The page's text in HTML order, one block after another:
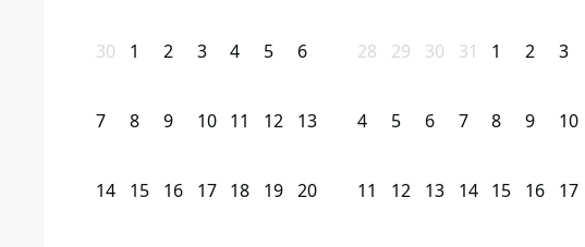
30 1 2 3 4 5 6
7 8 9 10 11 12 13
14 15 16 17 18 19 20
28 29 30 31 1 2 3
4 5 6 7 8 9 10
11 12 13 14 15 16 17